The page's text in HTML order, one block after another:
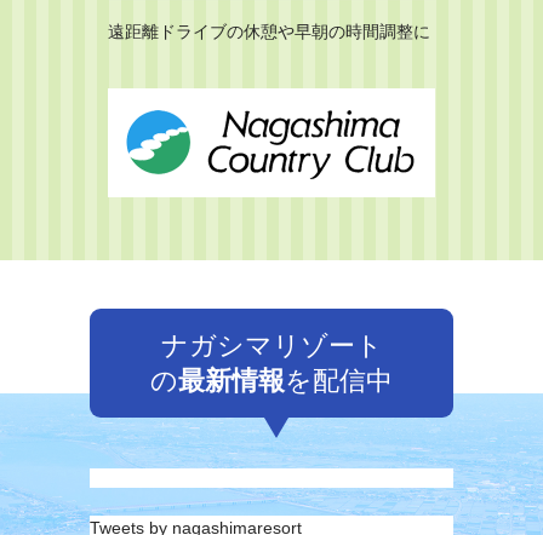
遠距離ドライブの休憩や早朝の時間調整に
ナガシマリゾート
の最新情報を配信中
Tweets by nagashimaresort